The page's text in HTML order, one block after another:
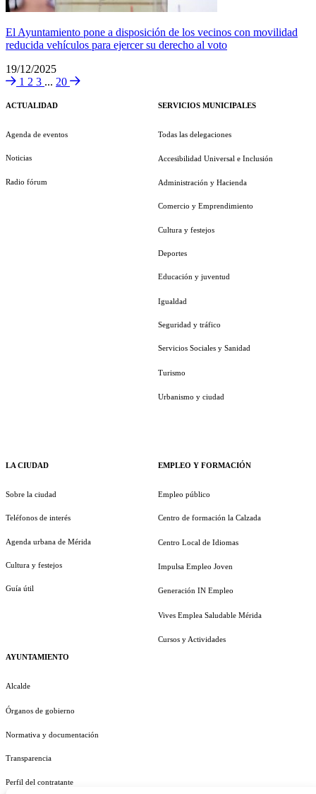
El Ayuntamiento pone a disposición de los vecinos con movilidad
reducida vehículos para ejercer su derecho al voto
19/12/2025
1 2 3 ... 20
ACTUALIDAD
Agenda de eventos
Noticias
Radio fórum
LA CIUDAD
Sobre la ciudad
Teléfonos de interés
Agenda urbana de Mérida
Cultura y festejos
Guía útil
AYUNTAMIENTO
Alcalde
Órganos de gobierno
Normativa y documentación
Transparencia
Perfil del contratante
SERVICIOS MUNICIPALES
Todas las delegaciones
Accesibilidad Universal e Inclusión
Administración y Hacienda
Comercio y Emprendimiento
Cultura y festejos
Deportes
Educación y juventud
Igualdad
Seguridad y tráfico
Servicios Sociales y Sanidad
Turismo
Urbanismo y ciudad
EMPLEO Y FORMACIÓN
Empleo público
Centro de formación la Calzada
Centro Local de Idiomas
Impulsa Empleo Joven
Generación IN Empleo
Vives Emplea Saludable Mérida
Cursos y Actividades